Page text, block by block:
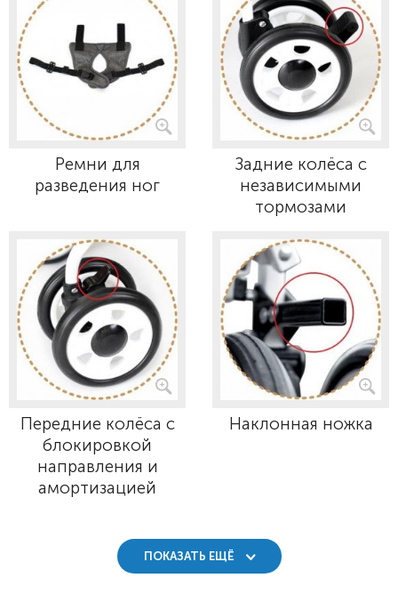
Ремни для
разведения ног
Задние колёса с
независимыми
тормозами
Передние колёса с
блокировкой
направления и
амортизацией
Наклонная ножка
ПОКАЗАТЬ ЕЩЁ